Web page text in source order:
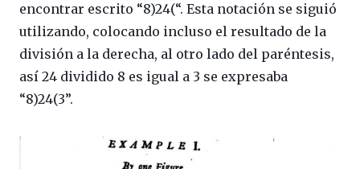
encontrar escrito “8)24(“. Esta notación se siguió
utilizando, colocando incluso el resultado de la
división a la derecha, al otro lado del paréntesis,
así 24 dividido 8 es igual a 3 se expresaba
“8)24(3”.